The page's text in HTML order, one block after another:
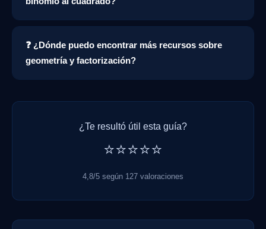
❓ ¿Dónde puedo encontrar más recursos sobre
geometría y factorización?
¿Te resultó útil esta guía?
⭐⭐⭐⭐⭐
4,8/5 según 127 valoraciones